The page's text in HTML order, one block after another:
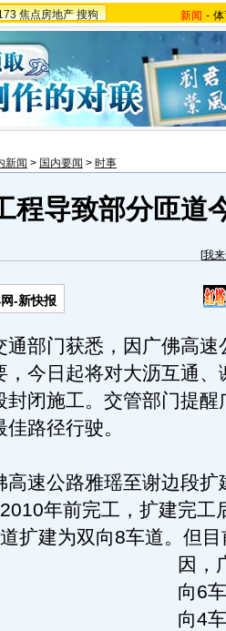
焦点房地产 搜狗 新闻 -
新闻 > 国内要闻 > 时事
程导致部分匝道
[我
-新快报
部门获悉，因广佛高速
，今日起将对大沥互通、
封闭施工。交管部门提醒
路径行驶。
速公路雅瑶至谢边段扩
年前完工，扩建完工
扩建为双向8车道。 但目
因，
向6
向4